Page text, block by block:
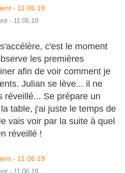
- 11.06.19
c'est le moment
les premières
afin de voir comment je
Julian se lève... il ne
réveillé... Se prépare un
table, j'ai juste le temps de
vais voir par la suite à quel
réveillé !
- 11.06.19